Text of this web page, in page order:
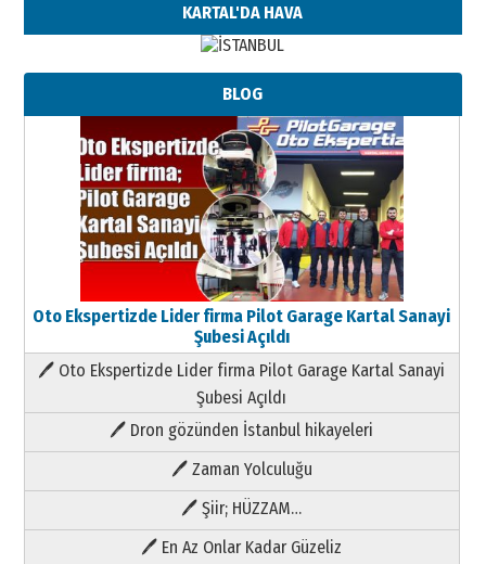
KARTAL'DA HAVA
BLOG
Oto Ekspertizde Lider firma Pilot Garage Kartal Sanayi
Şubesi Açıldı
🖊 Oto Ekspertizde Lider firma Pilot Garage Kartal Sanayi
Şubesi Açıldı
🖊 Dron gözünden İstanbul hikayeleri
🖊 Zaman Yolculuğu
🖊 Şiir; HÜZZAM…
🖊 En Az Onlar Kadar Güzeliz